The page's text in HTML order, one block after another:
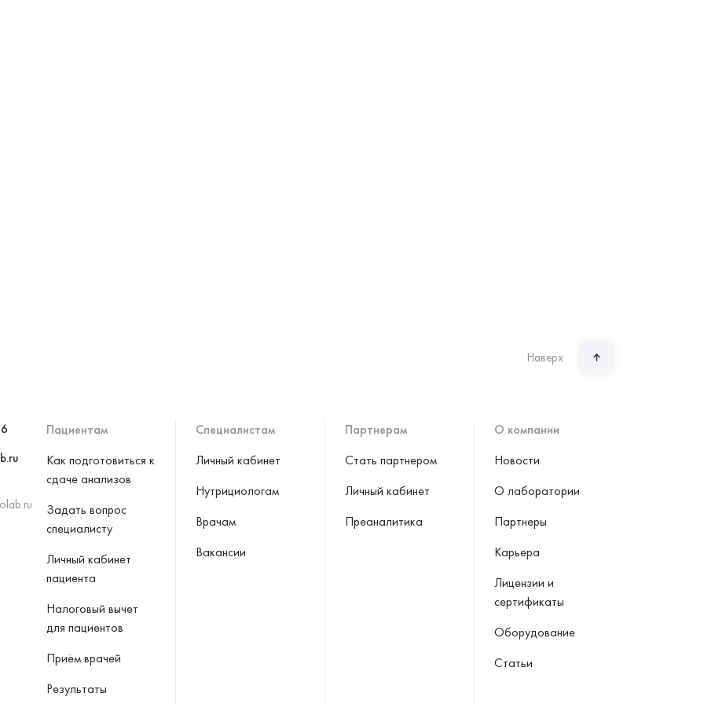
Наверх
Пациентам
Как подготовиться к
сдаче анализов
Задать вопрос
специалисту
Личный кабинет
пациента
Налоговый вычет
для пациентов
Приём врачей
Результаты
Специалистам
Личный кабинет
Нутрициологам
Врачам
Вакансии
Партнерам
Стать партнером
Личный кабинет
Преаналитика
О компании
Новости
О лаборатории
Партнеры
Карьера
Лицензии и
сертификаты
Оборудование
Статьи